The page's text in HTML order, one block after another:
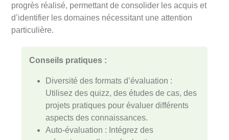
progrès réalisé, permettant de consolider les acquis et
d’identifier les domaines nécessitant une attention
particulière.
Conseils pratiques :
Diversité des formats d’évaluation :
Utilisez des quizz, des études de cas, des
projets pratiques pour évaluer différents
aspects des connaissances.
Auto-évaluation : Intégrez des